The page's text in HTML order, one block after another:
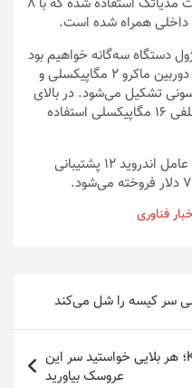
دستگاه سه‌گانه خواهیم بود
که از سنسور اصلی 64 مگاپیکسلی، دوربین ماکرو 2 مگاپیکسلی و
شب سونی تشکیل می‌شود. در بالای
نمایشگر دستگاه نیز از یک دوربین سلفی 16 مگاپیکسلی استفاده
در نهایت، این دستگاه که از سیستم عامل اندروید 12 پشتیبانی
فناوری
سر کیسه را شل می‌کند
معرفی اپ – Kick the Buddy؛ هر بلایی خواستید سر این
عروسک بیاورید